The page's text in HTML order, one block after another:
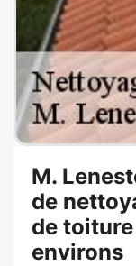
M.
de
de
environs